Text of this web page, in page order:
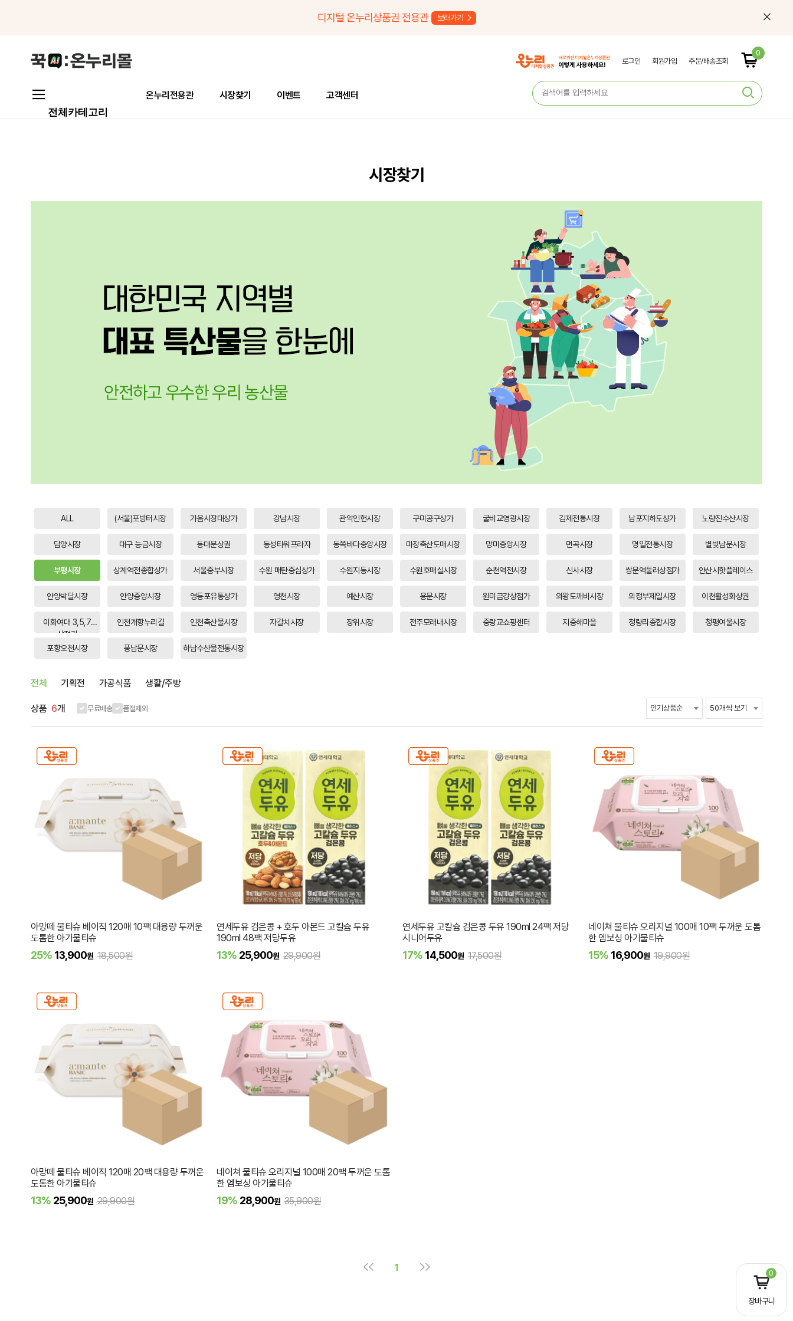
디지털 온누리상품권 전용관 보러가기
온누리전용관 시장찾기 이벤트 고객센터
로그인 회원가입 주문/배송조회
0
전체카테고리
시장찾기
ALL (서울)포방터시장 가음시장대상가 강남시장 관악인헌시장 구미공구상가 굴비교영광시장 김제전통시장 남포지하도상가 노량진수산시장
담양시장 대구 능금시장 동대문상권 동성타워프라자 동쪽바다중앙시장 마장축산도매시장 망미중앙시장 면곡시장 명일전통시장 별빛남문시장
부평시장 상계역전종합상가 서울중부시장 수원 매탄중심상가 수원지동시장 수원호매실시장 순천역전시장 신사시장 쌍문역둘러상점가 안산시핫플레이스
안양박달시장 안양중앙시장 영등포유통상가 영천시장 예산시장 용문시장 원미금강상점가 의왕도깨비시장 의정부제일시장 이천활성화상권
이화여대 3,5,7
상점가
인천개항누리길 인천축산물시장 자갈치시장 장위시장 전주모래내시장 중랑교쇼핑센터 지중해마을 청량리종합시장 청평여울시장
포항오천시장 풍남문시장 하남수산물전통시장
전체 기획전 가공식품 생활/주방
상품 6개 무료배송 품절제외
아망떼 물티슈 베이직 120매 10팩 대용량 두꺼운
도톰한 아기물티슈
25% 13,900원 18,500원
연세두유 검은콩 + 호두 아몬드 고칼슘 두유
190ml 48팩 저당두유
13% 25,900원 29,900원
연세두유 고칼슘 검은콩 두유 190ml 24팩 저당
시니어두유
17% 14,500원 17,500원
네이쳐 물티슈 오리지널 100매 10팩 두꺼운 도톰
한 엠보싱 아기물티슈
15% 16,900원 19,900원
아망떼 물티슈 베이직 120매 20팩 대용량 두꺼운
도톰한 아기물티슈
13% 25,900원 29,900원
네이쳐 물티슈 오리지널 100매 20팩 두꺼운 도톰
한 엠보싱 아기물티슈
19% 28,900원 35,900원
1 0
장바구니